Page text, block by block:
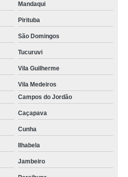
Mandaqui
Pirituba
São Domingos
Tucuruvi
Vila Guilherme
Vila Medeiros
Campos do Jordão
Caçapava
Cunha
Ilhabela
Jambeiro